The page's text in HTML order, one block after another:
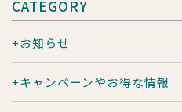
CATEGORY
お知らせ
キャンペーンやお得な情報